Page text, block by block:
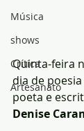
Música
shows
Crítica
Artesanato
Quinta-feira
dia de
poeta e
Denise